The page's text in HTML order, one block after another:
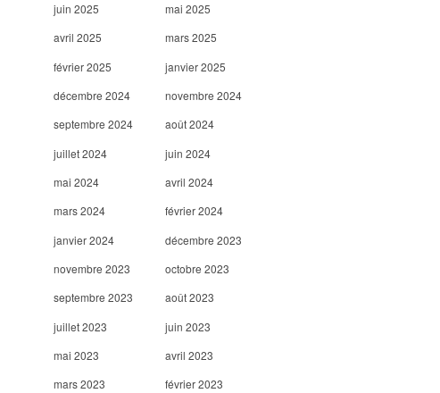
juin 2025
mai 2025
avril 2025
mars 2025
février 2025
janvier 2025
décembre 2024
novembre 2024
septembre 2024
août 2024
juillet 2024
juin 2024
mai 2024
avril 2024
mars 2024
février 2024
janvier 2024
décembre 2023
novembre 2023
octobre 2023
septembre 2023
août 2023
juillet 2023
juin 2023
mai 2023
avril 2023
mars 2023
février 2023